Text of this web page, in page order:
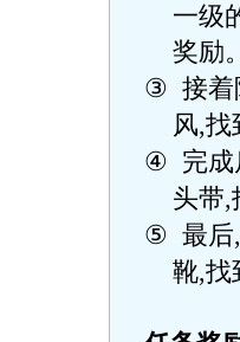
一级
奖励
③ 接
风,找
④ 完
头带,
⑤ 最后,
靴,找